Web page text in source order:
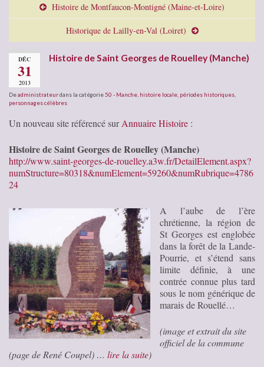
Histoire de Montfaucon-Montigné (Maine-et-Loire)
Historique de Lailly-en-Val (Loiret)
DÉC
31
2013
Histoire de Saint Georges de Rouelley (Manche)
Deadministrateurdans la catégorie 50 - Manche histoire locale périodes historiques
personnages célèbres
Un nouveau site référencé surAnnuaire Histoire :
Histoire de Saint Georges de Rouelley (Manche)
http://www.saint-georges-de-rouelley.a3w.fr/DetailElement.aspx?
numStructure=80318&numElement=59260&numRubrique=4786
24
A l’aube de l’ère
chrétienne, la région de
St Georges est englobée
dans la forêt de la Lande-
Pourrie, et s’étend sans
limite définie, à une
contrée connue plus tard
sous le nom générique de
marais de Rouellé…
(image et extrait du site
officiel de la commune
(page de René Coupel) … lire la suite)